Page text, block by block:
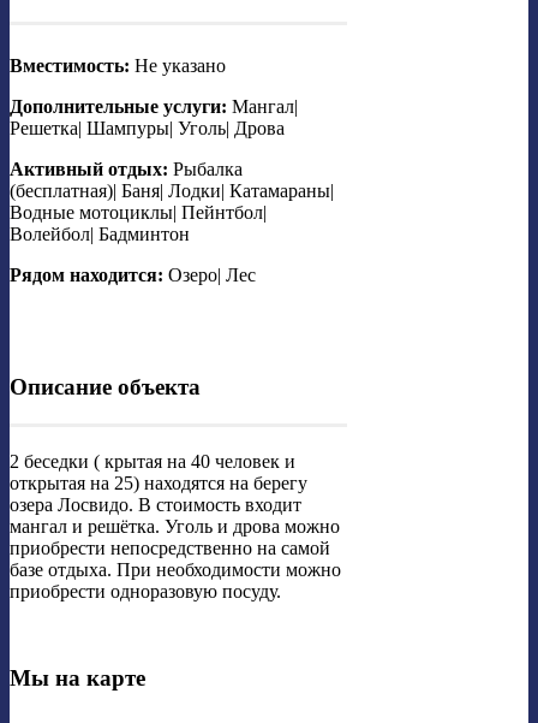
Вместимость: Не указано
Дополнительные услуги: Мангал|
Решетка| Шампуры| Уголь| Дрова
Активный отдых: Рыбалка
(бесплатная)| Баня| Лодки| Катамараны|
Водные мотоциклы| Пейнтбол|
Волейбол| Бадминтон
Рядом находится: Озеро| Лес
Описание объекта
2 беседки ( крытая на 40 человек и
открытая на 25) находятся на берегу
озера Лосвидо. В стоимость входит
мангал и решётка. Уголь и дрова можно
приобрести непосредственно на самой
базе отдыха. При необходимости можно
приобрести одноразовую посуду.
Мы на карте